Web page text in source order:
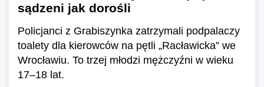
sądzeni jak dorośli
Policjanci z Grabiszynka zatrzymali podpalaczy
toalety dla kierowców na pętli „Racławicka” we
Wrocławiu. To trzej młodzi mężczyźni w wieku
17–18 lat.